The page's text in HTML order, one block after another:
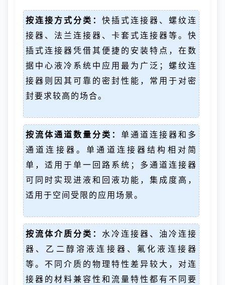
按连接方式分类： 快插式连接器、螺纹连
接器、法兰连接器、卡套式连接器等。快
插式连接器凭借其便捷的安装特点，在数
据中心液冷系统中应用最为广泛；螺纹连
接器则因其可靠的密封性能，常用于对密
封要求较高的场合。
按流体通道数量分类： 单通道连接器和多
通道连接器。单通道连接器结构相对简
单，适用于单一回路系统；多通道连接器
可同时实现进液和回液功能，集成度高，
适用于空间受限的应用场景。
按流体介质分类： 水冷连接器、油冷连接
器、乙二醇溶液连接器、氟化液连接器
等。不同介质的物理特性差异较大，对连
接器的材料兼容性和流量特性都有不同要